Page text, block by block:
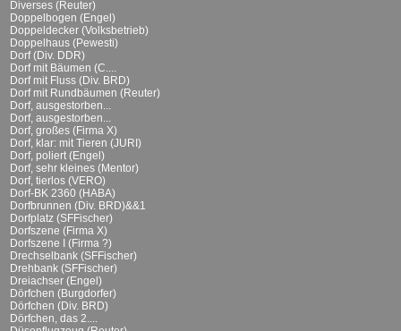
Diverses (Reuter)
Doppelbogen (Engel)
Doppeldecker (Volksbetrieb)
Doppelhaus (Pewesti)
Dorf (Div. DDR)
Dorf mit Bäumen (C....
Dorf mit Fluss (Div. BRD)
Dorf mit Rundbäumen (Reuter)
Dorf, ausgestorben...
Dorf, ausgestorben...
Dorf, großes (Firma X)
Dorf, klar: mit Tieren (JURI)
Dorf, poliert (Engel)
Dorf, sehr kleines (Mentor)
Dorf, tierlos (VERO)
Dorf-BK 2360 (HABA)
Dorfbrunnen (Div. BRD)&&1
Dorfplatz (SFFischer)
Dorfszene (Firma X)
Dorfszene I (Firma ?)
Drechselbank (SFFischer)
Drehbank (SFFischer)
Dreiachser (Engel)
Dörfchen (Burgdorfer)
Dörfchen (Div. BRD)
Dörfchen, das 2....